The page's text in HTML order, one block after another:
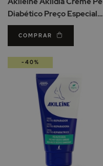
Diabético Preço Especial
150ml
COMPRAR
-40%